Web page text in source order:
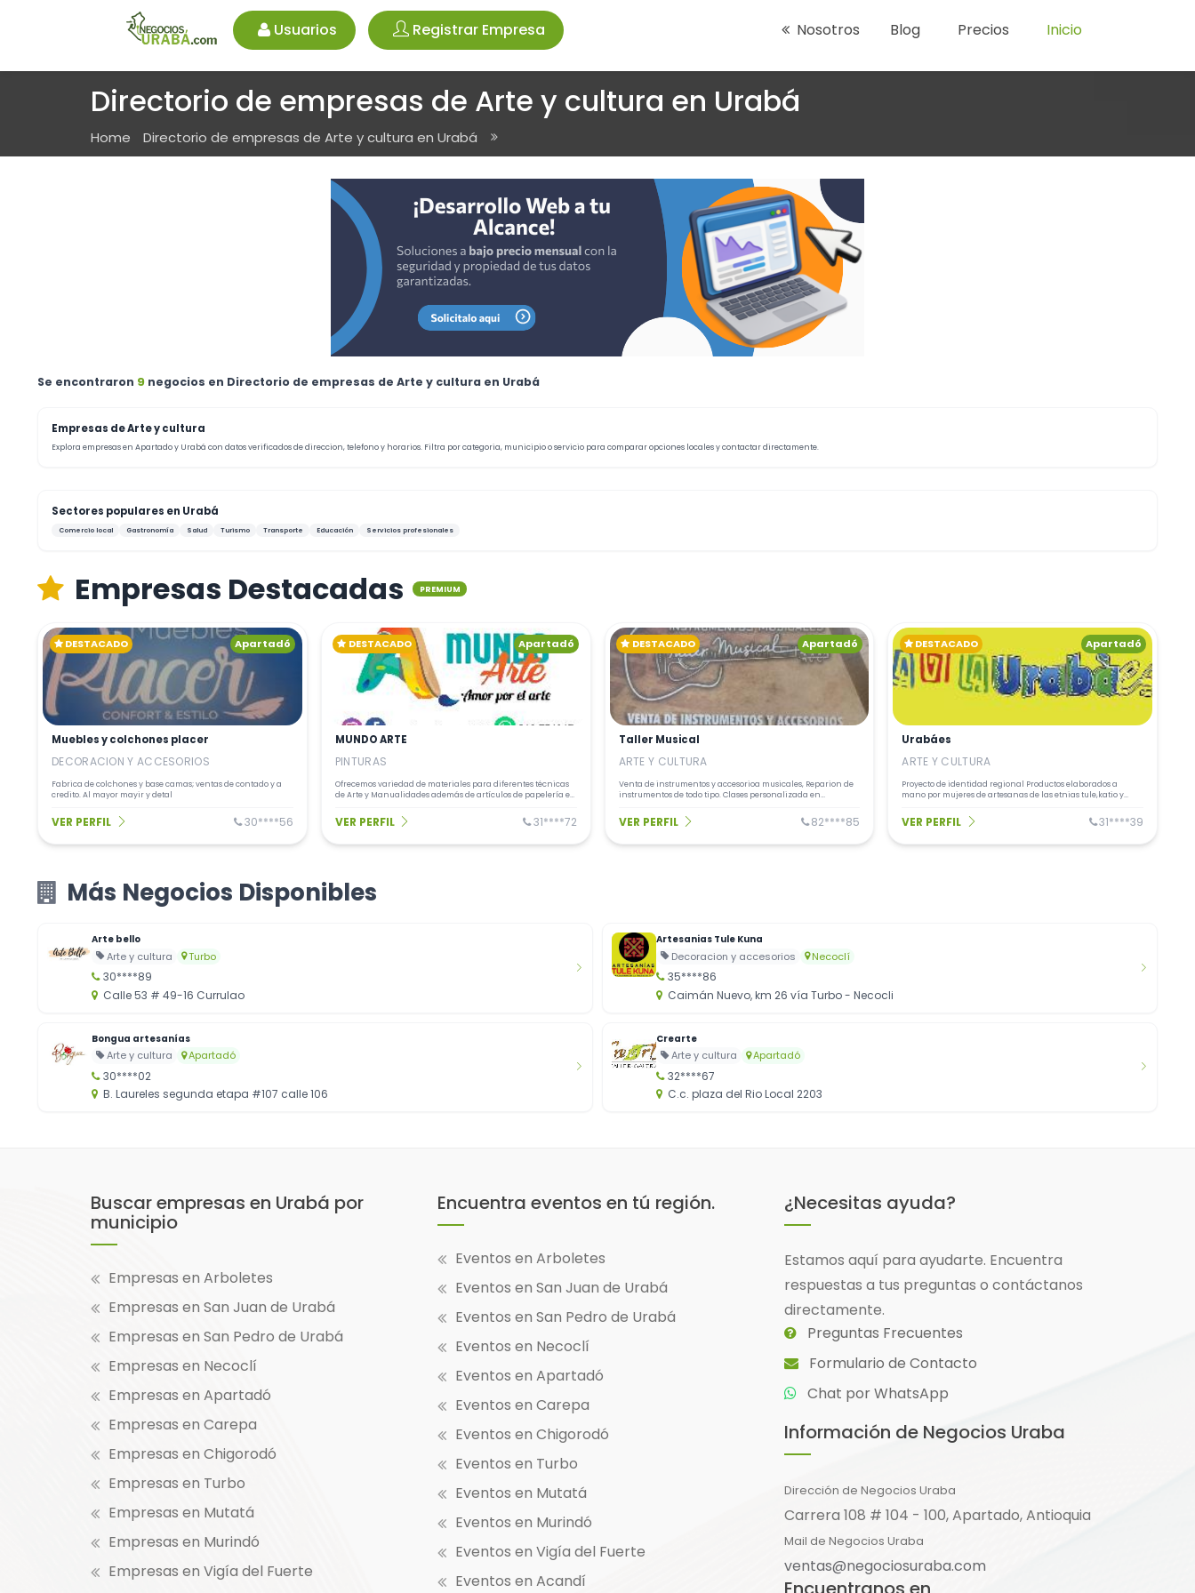
Inicio
Precios
Blog
Nosotros
Usuarios Registrar Empresa
Directorio de empresas de Arte y cultura en Urabá
Home Directorio de empresas de Arte y cultura en Urabá
Se encontraron 9 negocios en Directorio de empresas de Arte y cultura en Urabá
Empresas de Arte y cultura
Explora empresas en Apartado y Urabá con datos verificados de direccion, telefono y horarios. Filtra por categoria, municipio o servicio para comparar opciones locales y contactar directamente.
Sectores populares en Urabá
Comercio local Gastronomía Salud Turismo Transporte Educación Servicios profesionales
Empresas Destacadas PREMIUM
DESTACADO Apartadó
Muebles y colchones placer
DECORACION Y ACCESORIOS
Fabrica de colchones y base camas; ventas de contado y a
credito. Al mayor mayir y detal
VER PERFIL 30****56
DESTACADO Apartadó
MUNDO ARTE
PINTURAS
Ofrecemos variedad de materiales para diferentes técnicas
de Arte y Manualidades además de artículos de papelería en
pintura y dibujo.
VER PERFIL 31****72
DESTACADO Apartadó
Taller Musical
ARTE Y CULTURA
Venta de instrumentos y accesorioa musicales, Reparion de
instrumentos de todo tipo. Clases personalizada en
VER PERFIL 82****85
DESTACADO Apartadó
Urabáes
ARTE Y CULTURA
Proyecto de identidad regional Productos elaborados a
mano por mujeres de artesanas de las etnias tule,katio y
transmiten la riqueza cultural y ancestral de su tierra.
VER PERFIL 31****39
Más Negocios Disponibles
Arte bello
Arte y cultura Turbo
30****89
Calle 53 # 49-16 Currulao
Artesanias Tule Kuna
Decoracion y accesorios Necoclí
35****86
Caimán Nuevo, km 26 vía Turbo - Necocli
Bongua artesanías
Arte y cultura Apartadó
30****02
B. Laureles segunda etapa #107 calle 106
Crearte
Arte y cultura Apartadó
32****67
C.c. plaza del Rio Local 2203
Buscar empresas en Urabá por
municipio
Empresas en Arboletes
Empresas en San Juan de Urabá
Empresas en San Pedro de Urabá
Empresas en Necoclí
Empresas en Apartadó
Empresas en Carepa
Empresas en Chigorodó
Empresas en Turbo
Empresas en Mutatá
Empresas en Murindó
Empresas en Vigía del Fuerte
Encuentra eventos en tú región.
Eventos en Arboletes
Eventos en San Juan de Urabá
Eventos en San Pedro de Urabá
Eventos en Necoclí
Eventos en Apartadó
Eventos en Carepa
Eventos en Chigorodó
Eventos en Turbo
Eventos en Mutatá
Eventos en Murindó
Eventos en Vigía del Fuerte
Eventos en Acandí
¿Necesitas ayuda?
Estamos aquí para ayudarte. Encuentra
respuestas a tus preguntas o contáctanos
directamente.
Preguntas Frecuentes
Formulario de Contacto
Chat por WhatsApp
Información de Negocios Uraba
Dirección de Negocios Uraba
Carrera 108 # 104 - 100, Apartado, Antioquia
Mail de Negocios Uraba
ventas@negociosuraba.com